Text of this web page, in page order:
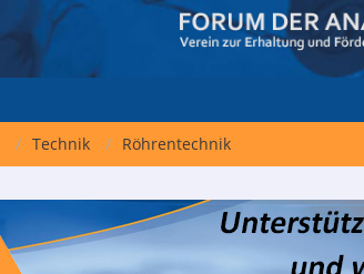
Technik Röhrentechnik